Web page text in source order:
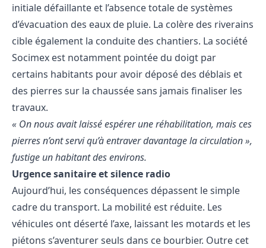
initiale défaillante et l’absence totale de systèmes
d’évacuation des eaux de pluie. La colère des riverains
cible également la conduite des chantiers. La société
Socimex est notamment pointée du doigt par
certains habitants pour avoir déposé des déblais et
des pierres sur la chaussée sans jamais finaliser les
travaux.
« On nous avait laissé espérer une réhabilitation, mais ces
pierres n’ont servi qu’à entraver davantage la circulation »,
fustige un habitant des environs.
Urgence sanitaire et silence radio
​Aujourd’hui, les conséquences dépassent le simple
cadre du transport. La mobilité est réduite. Les
véhicules ont déserté l’axe, laissant les motards et les
piétons s’aventurer seuls dans ce bourbier. Outre cet